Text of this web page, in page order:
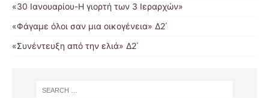
«30 Ιανουαρίου-Η γιορτή των 3 Ιεραρχών»
«Φάγαμε όλοι σαν μια οικογένεια» Δ2΄
«Συνέντευξη από την ελιά» Δ2΄